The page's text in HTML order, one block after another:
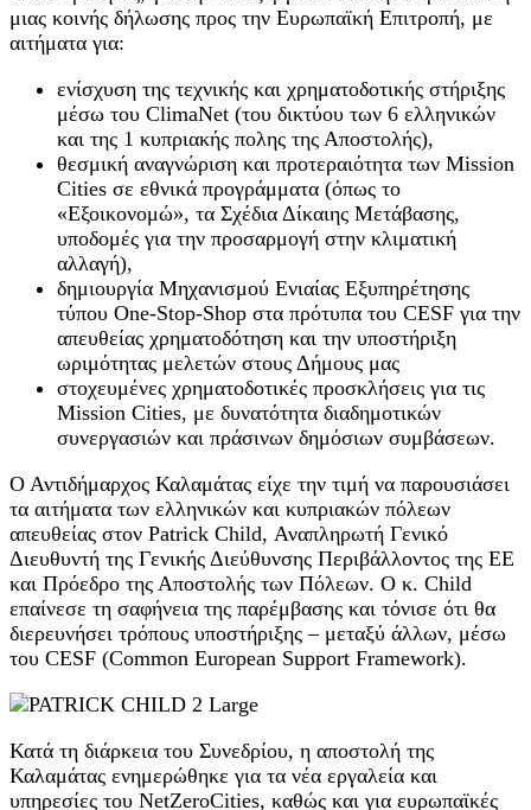
μιας κοινής δήλωσης προς την Ευρωπαϊκή Επιτροπή, με
αιτήματα για:
ενίσχυση της τεχνικής και χρηματοδοτικής στήριξης
μέσω του ClimaNet (του δικτύου των 6 ελληνικών
και της 1 κυπριακής πολης της Αποστολής),
θεσμική αναγνώριση και προτεραιότητα των Mission
Cities σε εθνικά προγράμματα (όπως το
«Εξοικονομώ», τα Σχέδια Δίκαιης Μετάβασης,
υποδομές για την προσαρμογή στην κλιματική
αλλαγή),
δημιουργία Μηχανισμού Ενιαίας Εξυπηρέτησης
τύπου One-Stop-Shop στα πρότυπα του CESF για την
απευθείας χρηματοδότηση και την υποστήριξη
ωριμότητας μελετών στους Δήμους μας
στοχευμένες χρηματοδοτικές προσκλήσεις για τις
Mission Cities, με δυνατότητα διαδημοτικών
συνεργασιών και πράσινων δημόσιων συμβάσεων.
Ο Αντιδήμαρχος Καλαμάτας είχε την τιμή να παρουσιάσει
τα αιτήματα των ελληνικών και κυπριακών πόλεων
απευθείας στον Patrick Child, Αναπληρωτή Γενικό
Διευθυντή της Γενικής Διεύθυνσης Περιβάλλοντος της ΕΕ
και Πρόεδρο της Αποστολής των Πόλεων. Ο κ. Child
επαίνεσε τη σαφήνεια της παρέμβασης και τόνισε ότι θα
διερευνήσει τρόπους υποστήριξης – μεταξύ άλλων, μέσω
του CESF (Common European Support Framework).
Κατά τη διάρκεια του Συνεδρίου, η αποστολή της
Καλαμάτας ενημερώθηκε για τα νέα εργαλεία και
υπηρεσίες του NetZeroCities, καθώς και για ευρωπαϊκές